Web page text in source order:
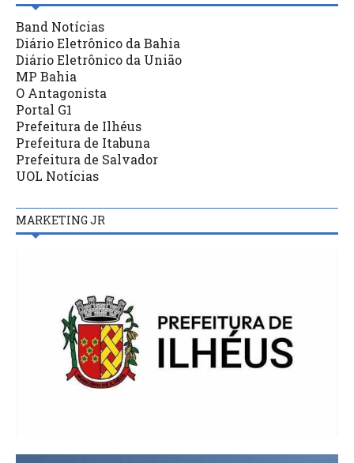
Band Notícias
Diário Eletrônico da Bahia
Diário Eletrônico da União
MP Bahia
O Antagonista
Portal G1
Prefeitura de Ilhéus
Prefeitura de Itabuna
Prefeitura de Salvador
UOL Notícias
MARKETING JR